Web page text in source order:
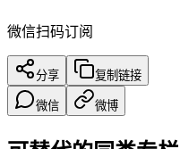
微信扫码订阅
分享 复制链接
微信 微博